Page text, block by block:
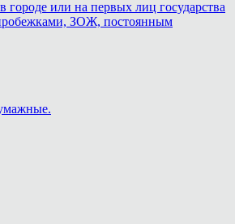
или на первых лиц государства
пробежками, ЗОЖ, постоянным